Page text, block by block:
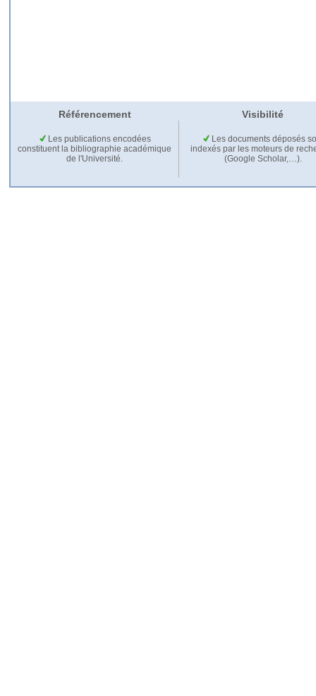
Référencement Visibilité
Les publications encodées
constituent la bibliographie académique
de l'Université.
Les documents déposés
indexés par les moteurs de
(Google Scholar,…).